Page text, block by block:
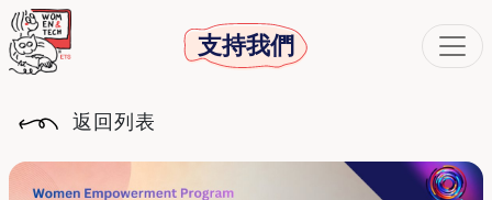
支持我們
返回列表